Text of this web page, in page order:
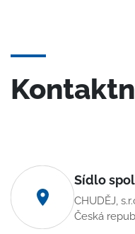
Sídlo
CHUDĚJ,
Česká